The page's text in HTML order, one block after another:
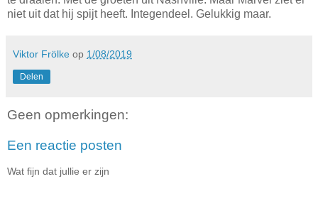
niet uit dat hij spijt heeft. Integendeel. Gelukkig maar.
Viktor Frölke op 1/08/2019
Delen
Geen opmerkingen:
Een reactie posten
Wat fijn dat jullie er zijn